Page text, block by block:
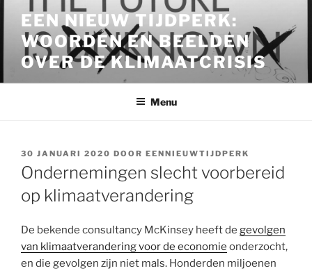
inhoud
EEN NIEUW TIJDPERK:
WOORDEN EN BEELDEN
OVER DE KLIMAATCRISIS
Menu
GEPLAATST
OP
30 JANUARI 2020 DOOR EENNIEUWTIJDPERK
Ondernemingen slecht voorbereid
op klimaatverandering
De bekende consultancy McKinsey heeft de gevolgen
van klimaatverandering voor de economie onderzocht,
en die gevolgen zijn niet mals. Honderden miljoenen